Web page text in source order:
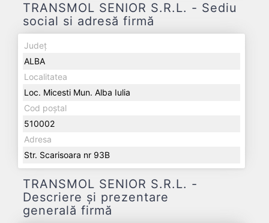
TRANSMOL SENIOR S.R.L. - Sediu
social si adresă firmă
Județ
ALBA
Localitatea
Loc. Micesti Mun. Alba Iulia
Cod poștal
510002
Adresa
Str. Scarisoara nr 93B
TRANSMOL SENIOR S.R.L. -
Descriere și prezentare
generală firmă